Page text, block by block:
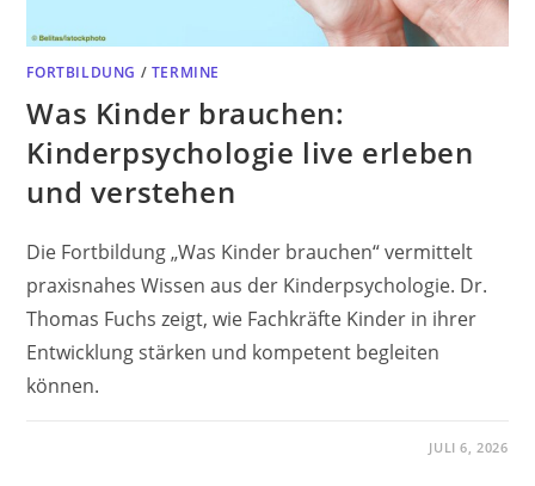
FORTBILDUNG / TERMINE
Was Kinder brauchen:
Kinderpsychologie live erleben
und verstehen
Die Fortbildung „Was Kinder brauchen“ vermittelt
praxisnahes Wissen aus der Kinderpsychologie. Dr.
Thomas Fuchs zeigt, wie Fachkräfte Kinder in ihrer
Entwicklung stärken und kompetent begleiten
können.
JULI 6, 2026